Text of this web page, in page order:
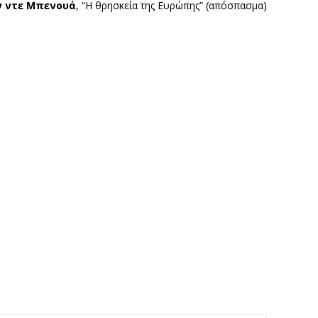
ντε Μπενουά, “Η θρησκεία της Ευρώπης” (απόσπασμα)